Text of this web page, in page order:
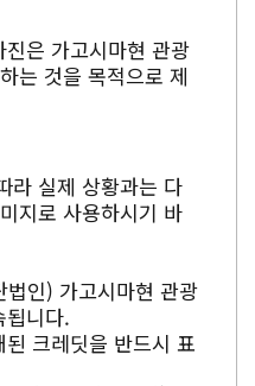
은 가고시마현 관광
는 것을 목적으로 제
라 실제 상황과는 다
지로 사용하시기 바
인) 가고시마현 관광
됩니다.
크레딧을 반드시 표